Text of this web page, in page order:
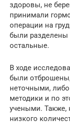
здоровы, не
принимали
операции на
были разделены
остальные.
В ходе
были
неточными,
методики и по
учеными. Также,
низкого